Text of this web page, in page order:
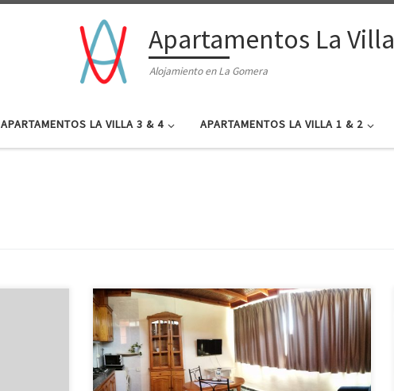
Apartamentos La Villa
Alojamiento en La Gomera
APARTAMENTOS LA VILLA 3 & 4 APARTAMENTOS LA VILLA 1 & 2
Apartamento de un dormitorio que cuenta con cama
de matrimonio, baño completo y salón-cocina.